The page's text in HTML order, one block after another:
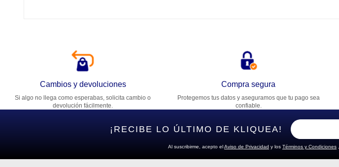
Dirección de email
Escribe un comentario
Cambios y devoluciones
Si algo no llega como esperabas, solicita cambio o
devolución fácilmente.
Compra segura
Protegemos tus datos y aseguramos que tu pago sea
confiable.
¡RECIBE LO ÚLTIMO DE KLIQUEA!
Al suscribirme, acepto elAviso de Privacidad y los Términos y Condiciones